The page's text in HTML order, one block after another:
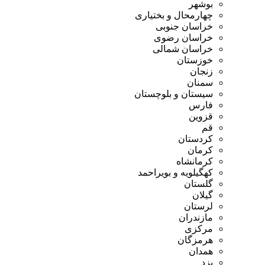
بوشهر
چهارمحال و بختیاری
خراسان جنوبی
خراسان رضوی
خراسان شمالی
خوزستان
زنجان
سمنان
سیستان و بلوچستان
فارس
قزوین
قم
کردستان
کرمان
کرمانشاه
کهگیلویه و بویراحمد
گلستان
گیلان
لرستان
مازندران
مرکزی
هرمزگان
همدان
یزد